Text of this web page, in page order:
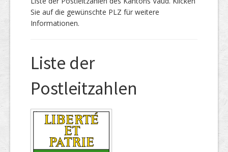
Sie auf die gewünschte PLZ für weitere
Informationen.
Liste der
Postleitzahlen